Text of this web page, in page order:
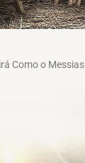
Como o Messias